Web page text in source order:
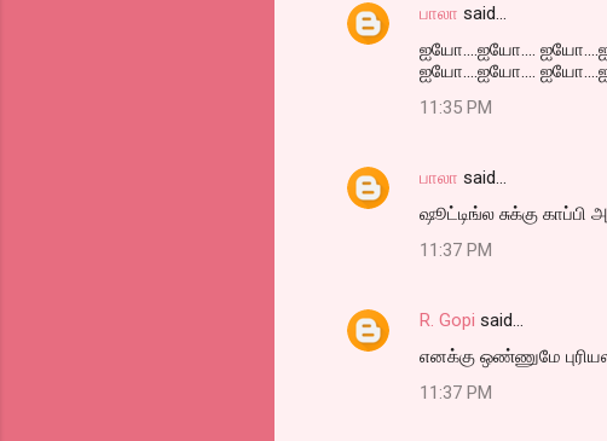
C
n
பாலா said…
ஐயோ....ஐயோ....
ஐயோ....ஐயோ....
11:35 PM
பாலா said…
ஷூட்டிங்ல சுக்கு காப்பி
11:37 PM
R. Gopi said…
எனக்கு ஒண்ணுமே
11:37 PM